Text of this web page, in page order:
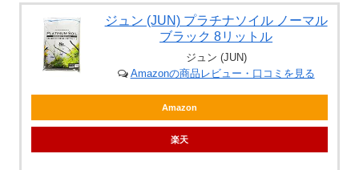
ジュン (JUN) プラチナソイル ノーマル
ブラック 8リットル
ジュン (JUN)
Amazonの商品レビュー・口コミを見る
Amazon
楽天